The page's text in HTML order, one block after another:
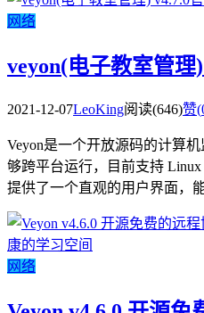
网络
veyon(电子教室管理
2021-12-07LeoKing阅读(646)赞(
Veyon是一个开放源码的计算
够跨平台运行，目前支持 Linux
提供了一个直观的用户界面，
网络